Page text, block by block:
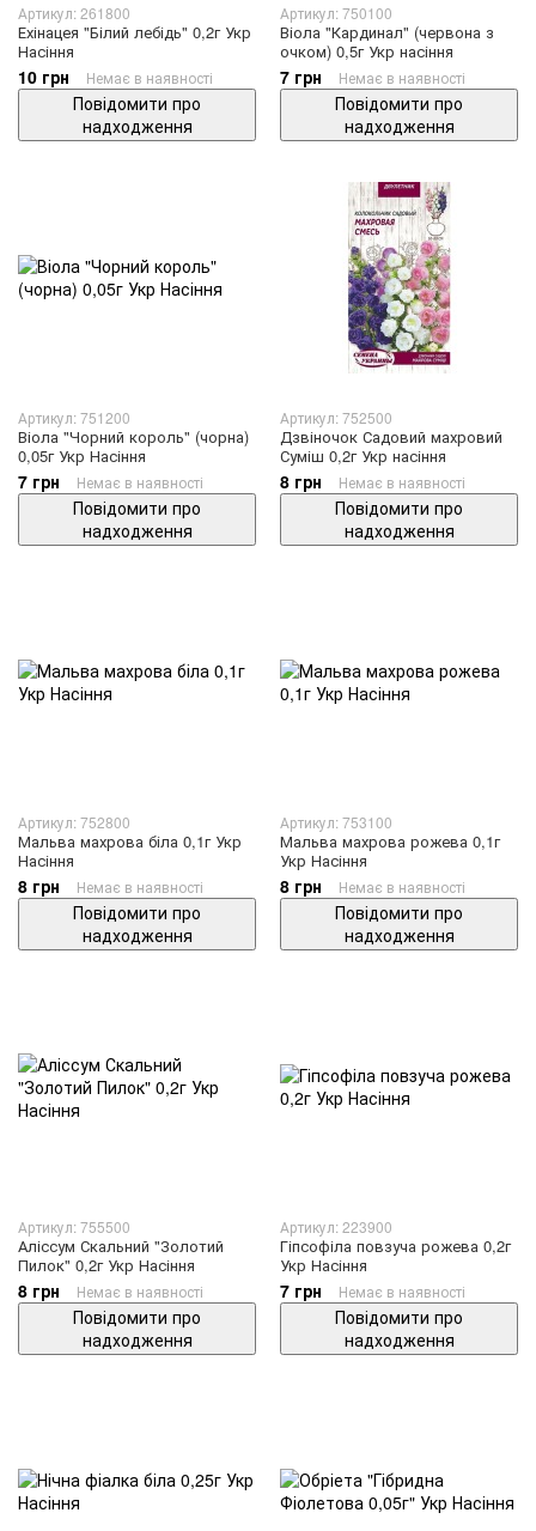
Артикул: 261800
Ехінацея "Білий лебідь" 0,2г Укр
Насіння
10 грн Немає в наявності
Повідомити про
надходження
Артикул: 750100
Віола "Кардинал" (червона з
очком) 0,5г Укр насіння
7 грн Немає в наявності
Повідомити про
надходження
Артикул: 751200
Віола "Чорний король" (чорна)
0,05г Укр Насіння
7 грн Немає в наявності
Повідомити про
надходження
Артикул: 752500
Дзвіночок Садовий махровий
Суміш 0,2г Укр насіння
8 грн Немає в наявності
Повідомити про
надходження
Артикул: 752800
Мальва махрова біла 0,1г Укр
Насіння
8 грн Немає в наявності
Повідомити про
надходження
Артикул: 753100
Мальва махрова рожева 0,1г
Укр Насіння
8 грн Немає в наявності
Повідомити про
надходження
Артикул: 755500
Аліссум Скальний "Золотий
Пилок" 0,2г Укр Насіння
8 грн Немає в наявності
Повідомити про
надходження
Артикул: 223900
Гіпсофіла повзуча рожева 0,2г
Укр Насіння
7 грн Немає в наявності
Повідомити про
надходження